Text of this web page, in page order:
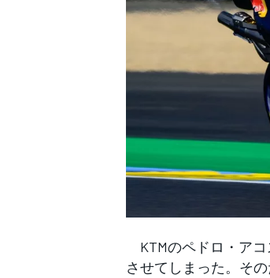
KTMのペドロ・アコ
させてしまった。そ